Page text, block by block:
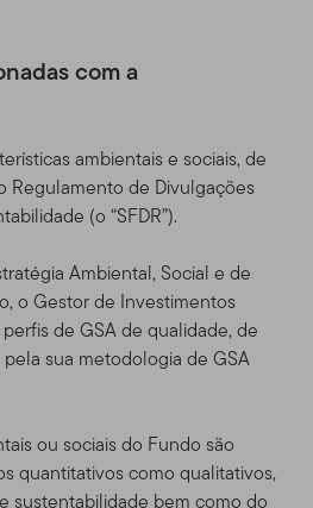
com a
ambientais e sociais, de
Regulamento de Divulgações
(o “SFDR”).
Ambiental, Social e de
o Gestor de Investimentos
de GSA de qualidade, de
sua metodologia de GSA
ou sociais do Fundo são
quantitativos como qualitativos,
sustentabilidade bem como do